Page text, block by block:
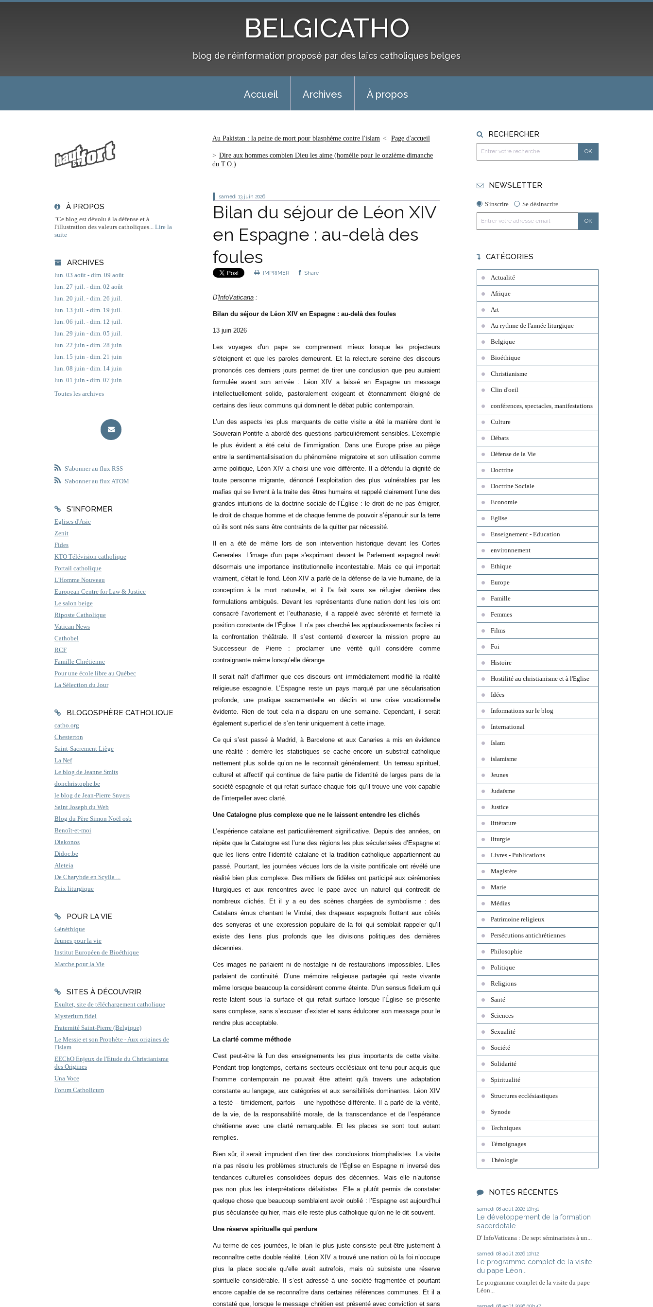
BELGICATHO
blog de réinformation proposé par des laïcs catholiques belges
Accueil Archives À propos
À PROPOS
"Ce blog est dévolu à la défense et à
l'illustration des valeurs catholiques...
Lire la
suite
ARCHIVES
lun. 03 août - dim. 09 août
lun. 27 juil. - dim. 02 août
lun. 20 juil. - dim. 26 juil.
lun. 13 juil. - dim. 19 juil.
lun. 06 juil. - dim. 12 juil.
lun. 29 juin - dim. 05 juil.
lun. 22 juin - dim. 28 juin
lun. 15 juin - dim. 21 juin
lun. 08 juin - dim. 14 juin
lun. 01 juin - dim. 07 juin
Toutes les archives
S'abonner au flux RSS
S'abonner au flux ATOM
S'INFORMER
Eglises d'Asie
Zenit
Fides
KTO Télévision catholique
Portail catholique
L'Homme Nouveau
European Centre for Law & Justice
Le salon beige
Riposte Catholique
Vatican News
Cathobel
RCF
Famille Chrétienne
Pour une école libre au Québec
La Sélection du Jour
BLOGOSPHÈRE CATHOLIQUE
catho.org
Chesterton
Saint-Sacrement Liège
La Nef
Le blog de Jeanne Smits
donchristophe.be
le blog de Jean-Pierre Snyers
Saint Joseph du Web
Blog du Père Simon Noël osb
Benoît-et-moi
Diakonos
Didoc.be
Aleteia
De Charybde en Scylla ...
Paix liturgique
POUR LA VIE
Généthique
Jeunes pour la vie
Institut Européen de Bioéthique
Marche pour la Vie
SITES À DÉCOUVRIR
Exultet, site de téléchargement catholique
Mysterium fidei
Fraternité Saint-Pierre (Belgique)
Le Messie et son Prophète - Aux origines de
l'Islam
EEChO Enjeux de l'Etude du Christianisme
des Origines
Una Voce
Forum Catholicum
Au Pakistan : la peine de mort pour blasphème contre l'islam Page d'accueil
Dire aux hommes combien Dieu les aime (homélie pour le onzième dimanche
du T.O.)
samedi 13 juin 2026
Bilan du séjour de Léon XIV
en Espagne : au-delà des
foules
IMPRIMER Share
D'InfoVaticana:
Bilan du séjour de Léon XIV en Espagne : au-delà des foules
13 juin 2026
Les voyages d'un pape se comprennent mieux lorsque les projecteurs
s'éteignent et que les paroles demeurent. Et la relecture sereine des discours
prononcés ces derniers jours permet de tirer une conclusion que peu auraient
formulée avant son arrivée : Léon XIV a laissé en Espagne un message
intellectuellement solide, pastoralement exigeant et étonnamment éloigné de
certains des lieux communs qui dominent le débat public contemporain.
L’un des aspects les plus marquants de cette visite a été la manière dont le
Souverain Pontife a abordé des questions particulièrement sensibles. L’exemple
le plus évident a été celui de l’immigration. Dans une Europe prise au piège
entre la sentimentalisisation du phénomène migratoire et son utilisation comme
arme politique, Léon XIV a choisi une voie différente. Il a défendu la dignité de
toute personne migrante, dénoncé l’exploitation des plus vulnérables par les
mafias qui se livrent à la traite des êtres humains et rappelé clairement l’une des
grandes intuitions de la doctrine sociale de l’Église : le droit de ne pas émigrer,
le droit de chaque homme et de chaque femme de pouvoir s’épanouir sur la terre
où ils sont nés sans être contraints de la quitter par nécessité.
Il en a été de même lors de son intervention historique devant les Cortes
Generales. L'image d'un pape s'exprimant devant le Parlement espagnol revêt
désormais une importance institutionnelle incontestable. Mais ce qui importait
vraiment, c'était le fond. Léon XIV a parlé de la défense de la vie humaine, de la
conception à la mort naturelle, et il l'a fait sans se réfugier derrière des
formulations ambiguës. Devant les représentants d’une nation dont les lois ont
consacré l’avortement et l’euthanasie, il a rappelé avec sérénité et fermeté la
position constante de l’Église. Il n’a pas cherché les applaudissements faciles ni
la confrontation théâtrale. Il s’est contenté d’exercer la mission propre au
Successeur de Pierre : proclamer une vérité qu’il considère comme
contraignante même lorsqu’elle dérange.
Il serait naïf d’affirmer que ces discours ont immédiatement modifié la réalité
religieuse espagnole. L’Espagne reste un pays marqué par une sécularisation
profonde, une pratique sacramentelle en déclin et une crise vocationnelle
évidente. Rien de tout cela n’a disparu en une semaine. Cependant, il serait
également superficiel de s’en tenir uniquement à cette image.
Ce qui s’est passé à Madrid, à Barcelone et aux Canaries a mis en évidence
une réalité : derrière les statistiques se cache encore un substrat catholique
nettement plus solide qu’on ne le reconnaît généralement. Un terreau spirituel,
culturel et affectif qui continue de faire partie de l’identité de larges pans de la
société espagnole et qui refait surface chaque fois qu’il trouve une voix capable
de l’interpeller avec clarté.
Une Catalogne plus complexe que ne le laissent entendre les clichés
L’expérience catalane est particulièrement significative. Depuis des années, on
répète que la Catalogne est l’une des régions les plus sécularisées d’Espagne et
que les liens entre l’identité catalane et la tradition catholique appartiennent au
passé. Pourtant, les journées vécues lors de la visite pontificale ont révélé une
réalité bien plus complexe. Des milliers de fidèles ont participé aux cérémonies
liturgiques et aux rencontres avec le pape avec un naturel qui contredit de
nombreux clichés. Et il y a eu des scènes chargées de symbolisme : des
Catalans émus chantant le Virolai, des drapeaux espagnols flottant aux côtés
des senyeras et une expression populaire de la foi qui semblait rappeler qu’il
existe des liens plus profonds que les divisions politiques des dernières
décennies.
Ces images ne parlaient ni de nostalgie ni de restaurations impossibles. Elles
parlaient de continuité. D’une mémoire religieuse partagée qui reste vivante
même lorsque beaucoup la considèrent comme éteinte. D’un sensus fidelium qui
reste latent sous la surface et qui refait surface lorsque l’Église se présente
sans complexe, sans s’excuser d’exister et sans édulcorer son message pour le
rendre plus acceptable.
La clarté comme méthode
C'est peut-être là l'un des enseignements les plus importants de cette visite.
Pendant trop longtemps, certains secteurs ecclésiaux ont tenu pour acquis que
l'homme contemporain ne pouvait être atteint qu'à travers une adaptation
constante au langage, aux catégories et aux sensibilités dominantes. Léon XIV
a testé – timidement, parfois – une hypothèse différente. Il a parlé de la vérité,
de la vie, de la responsabilité morale, de la transcendance et de l’espérance
chrétienne avec une clarté remarquable. Et les places se sont tout autant
remplies.
Bien sûr, il serait imprudent d’en tirer des conclusions triomphalistes. La visite
n’a pas résolu les problèmes structurels de l’Église en Espagne ni inversé des
tendances culturelles consolidées depuis des décennies. Mais elle n’autorise
pas non plus les interprétations défaitistes. Elle a plutôt permis de constater
quelque chose que beaucoup semblaient avoir oublié : l’Espagne est aujourd’hui
plus sécularisée qu’hier, mais elle reste plus catholique qu’on ne le dit souvent.
Une réserve spirituelle qui perdure
Au terme de ces journées, le bilan le plus juste consiste peut-être justement à
reconnaître cette double réalité. Léon XIV a trouvé une nation où la foi n’occupe
plus la place sociale qu’elle avait autrefois, mais où subsiste une réserve
spirituelle considérable. Il s’est adressé à une société fragmentée et pourtant
encore capable de se reconnaître dans certaines références communes. Et il a
constaté que, lorsque le message chrétien est présenté avec conviction et sans
RECHERCHER
NEWSLETTER
S'inscrire Se désinscrire
CATÉGORIES
Actualité
Afrique
Art
Au rythme de l'année liturgique
Belgique
Bioéthique
Christianisme
Clin d'oeil
conférences, spectacles, manifestations
Culture
Débats
Défense de la Vie
Doctrine
Doctrine Sociale
Economie
Eglise
Enseignement - Education
environnement
Ethique
Europe
Famille
Femmes
Films
Foi
Histoire
Hostilité au christianisme et à l'Eglise
Idées
Informations sur le blog
International
Islam
islamisme
Jeunes
Judaïsme
Justice
littérature
liturgie
Livres - Publications
Magistère
Marie
Médias
Patrimoine religieux
Persécutions antichrétiennes
Philosophie
Politique
Religions
Santé
Sciences
Sexualité
Société
Solidarité
Spiritualité
Structures ecclésiastiques
Synode
Techniques
Témoignages
Théologie
NOTES RÉCENTES
samedi 08 août 2026 10h31
Le développement de la formation
sacerdotale...
D' InfoVaticana : De sept séminaristes à un...
samedi 08 août 2026 10h12
Le programme complet de la visite
du pape Léon...
Le programme complet de la visite du pape
Léon...